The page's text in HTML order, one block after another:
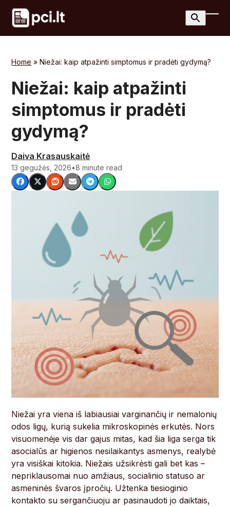
Skip
content
Home »Niežai: kaip atpažinti simptomus ir pradėti gydymą?
Niežai: kaip atpažinti
simptomus ir pradėti
gydymą?
Daiva Krasauskaitė
13 gegužės, 2026•8 minute read
Niežai yra viena iš labiausiai varginančių ir nemalonių
odos ligų, kurią sukelia mikroskopinės erkutės. Nors
visuomenėje vis dar gajus mitas, kad šia liga serga tik
asocialūs ar higienos nesilaikantys asmenys, realybė
yra visiškai kitokia. Niežais užsikrėsti gali bet kas –
nepriklausomai nuo amžiaus, socialinio statuso ar
asmeninės švaros įpročių. Užtenka tiesioginio
kontakto su sergančiuoju ar pasinaudoti jo daiktais,